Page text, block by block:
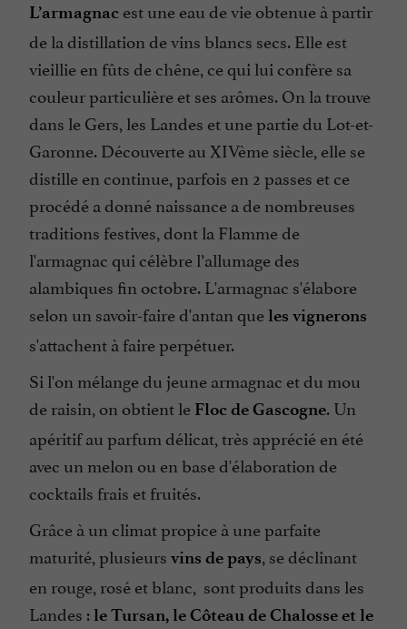
L’armagnac est une eau de vie obtenue à partir
de la distillation de vins blancs secs. Elle est
vieillie en fûts de chêne, ce qui lui confère sa
couleur particulière et ses arômes. On la trouve
dans le Gers, les Landes et une partie du Lot-et-
Garonne. Découverte au XIVème siècle, elle se
distille en continue, parfois en 2 passes et ce
procédé a donné naissance a de nombreuses
traditions festives, dont la Flamme de
l'armagnac qui célèbre l’allumage des
alambiques fin octobre. L'armagnac s'élabore
selon un savoir-faire d'antan queles vignerons
s'attachent à faire perpétuer.
Si l'on mélange du jeune armagnac et du mou
de raisin, on obtient le Floc de Gascogne. Un
apéritif au parfum délicat, très apprécié en été
avec un melon ou en base d'élaboration de
cocktails frais et fruités.
Grâce à un climat propice à une parfaite
maturité, plusieurs vins de pays, se déclinant
en rouge, rosé et blanc, sont produits dans les
Landes :le Tursan, le Côteau de Chalosse et le